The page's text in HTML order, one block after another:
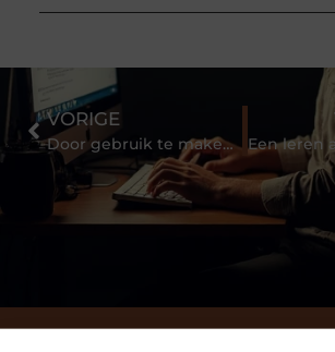
VORIGE
Door gebruik te maken van professionele systemen, beheert u uw toegangscontrole zorgvuldig